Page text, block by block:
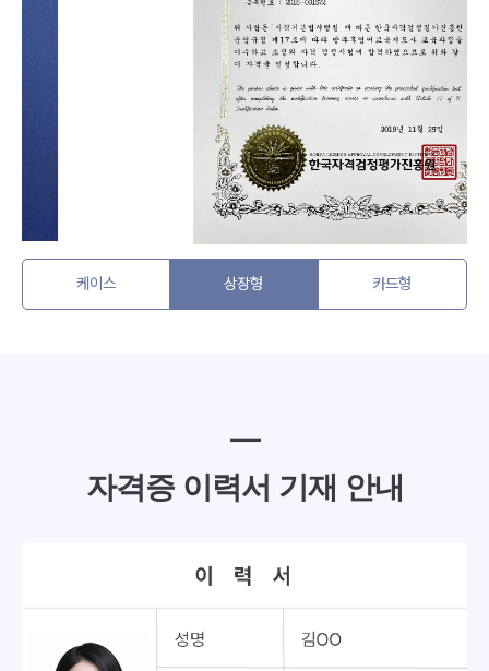
케이스 상장형 카드형
━
자격증 이력서 기재 안내